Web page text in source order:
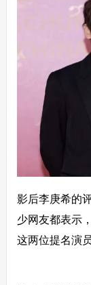
影后李庚希的
少网友都表示
这两位提名演